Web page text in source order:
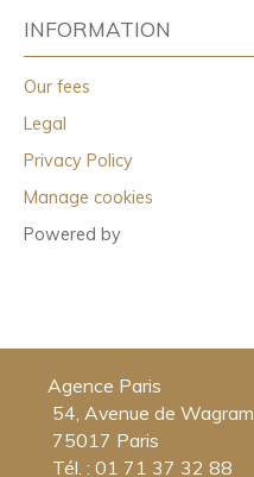
INFORMATION
Our fees
Legal
Privacy Policy
Manage cookies
Powered by
Agence Paris
54, Avenue de Wagram
75017 Paris
Tél. : 01 71 37 32 88